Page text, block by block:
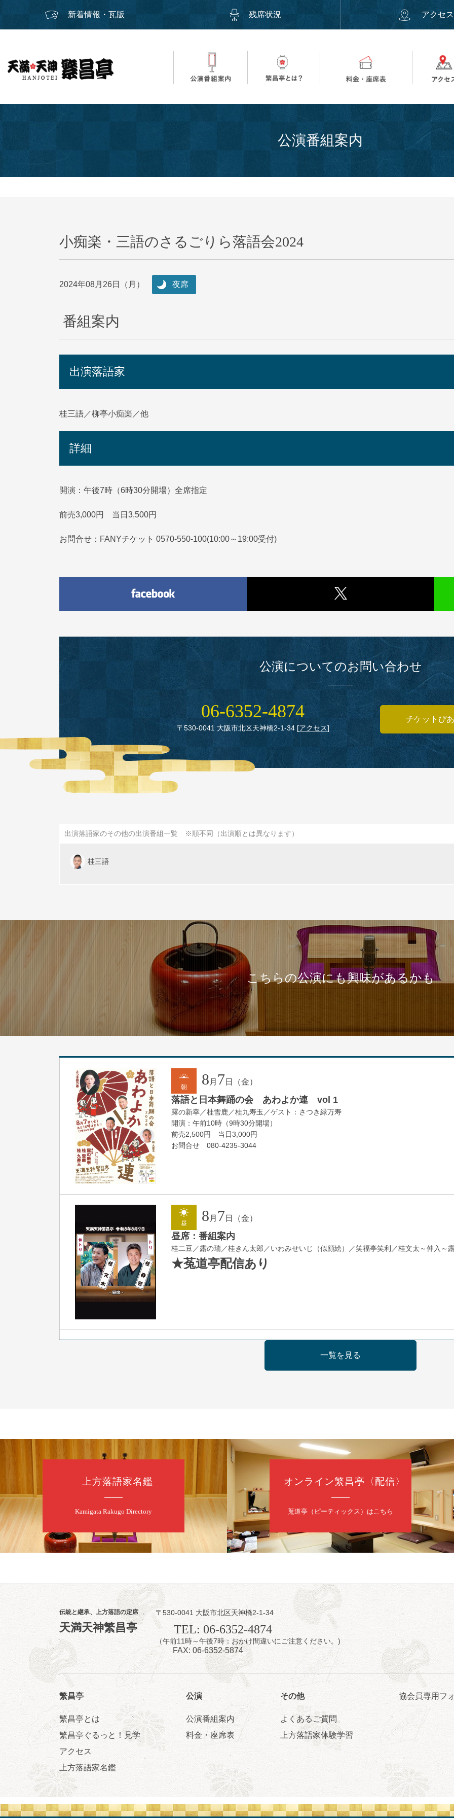
新着情報・瓦版 残席状況 アクセス
公演番組案内
小痴楽・三語のさるごりら落語会2024
2024年08月26日（月） 夜席
番組案内
出演落語家
桂三語／柳亭小痴楽／他
詳細
開演：午後7時（6時30分開場）全席指定
前売3,000円 当日3,500円
お問合せ：FANYチケット 0570-550-100(10:00～19:00受付)
公演についてのお問い合わせ
06‑6352‑4874
〒530‑0041 大阪市北区天神橋2‑1‑34[アクセス]
チケットぴ
出演落語家のその他の出演番組一覧 ※順不同（出演順とは異なります）
桂三語
こちらの公演にも興味があるかも
朝 8月 7日（金）
落語と日本舞踊の会 あわよか連 vol 1
露の新幸／桂雪鹿／桂九寿玉／ゲスト：さつき緑万寿
開演：午前10時（9時30分開場）
前売2,500円 当日3,000円
お問合せ 080-4235-3044
昼 8 月 7日（金）
昼席：番組案内
桂二豆／露の瑞／桂きん太郎／いわみせいじ（似顔絵）／笑福亭笑利／桂文太～仲入～
★菟道亭配信あり
噺家が落語と芝居をしてみる会
朝 8 日（土）
第2回 智之介・力造 二人会
笑福亭智之介「昭和任侠伝」「天王寺詣り」／桂力造「桃太郎」「本膳」／桂二豆「開
開演：午前10時（9時30分開場）
前売2,000円 当日 2,500円
お問合せ：智之介・力造 二人会事務局 090-7762-6268
昼席：番組案内
桂九寿玉／露の瑞／桂きん太郎／いわみせいじ（似顔絵）／桂米之助／桂文太～仲入～
★菟道亭配信あり
夜 8 月8日（土）
小痴楽・三語のさるごりら落語会 2026
桂三語／柳亭小痴楽 他
開演：午後6時（5時30分開場）全席指定
前売3,500円 当日4,000円
お問合せ：FANYチケット 0570-550-100(10:00～19:00受付)
一覧を見る
上方落語家名鑑
Kamigata Rakugo Directory
オンライン繁昌亭〈配信〉
莵道亭（ピーティックス）はこちら
伝統と継承、上方落語の定席
天満天神繁昌亭
〒530-0041 大阪市北区天神橋2-1-34
TEL: 06-6352-4874
（午前11時～午後7時：おかけ間違いにご注意ください。)
FAX: 06-6352-5874
繁昌亭
繁昌亭とは
繁昌亭ぐるっと！見学
アクセス
上方落語家名鑑
公演
公演番組案内
料金・座席表
その他
よくあるご質問
上方落語家体験学習
協会員専用フ